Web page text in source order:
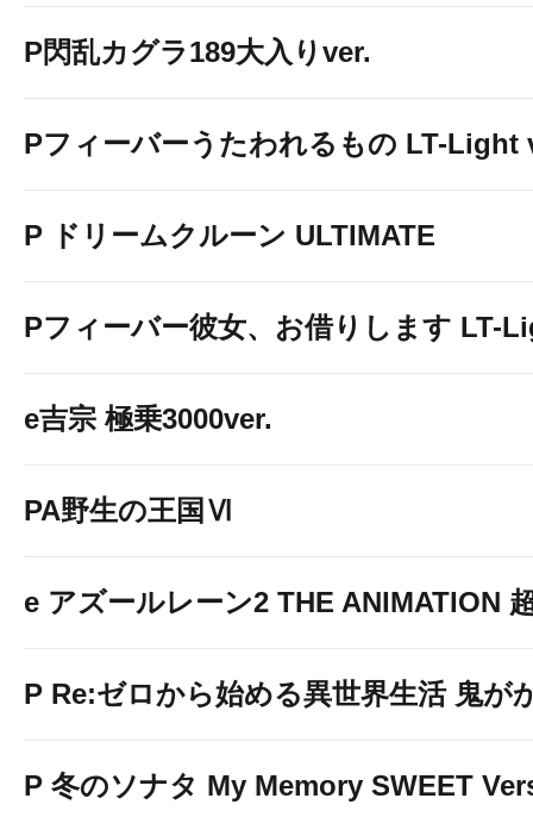
P閃乱カグラ189大入りver.
Pフィーバーうたわれるもの LT-Light
P ドリームクルーン ULTIMATE
Pフィーバー彼女、お借りします LT-
e吉宗 極乗3000ver.
PA野生の王国Ⅵ
e アズールレーン2 THE ANIMATION
P Re:ゼロから始める異世界生活 鬼が
P 冬のソナタ My Memory SWEET